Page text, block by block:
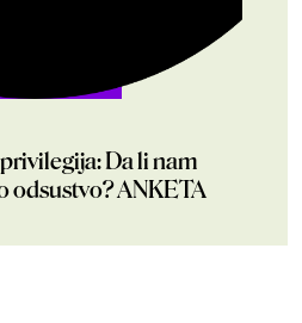
Da li nam
odsustvo? ANKETA